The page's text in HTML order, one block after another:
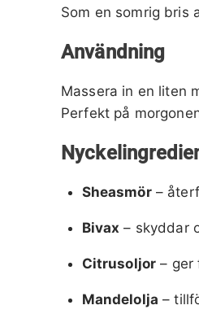
Som en somrig bris
Användning
Massera in en liten
Perfekt på
Sheasmör–
Bivax – skyddar
Citrusoljor – ger
Mandelolja –